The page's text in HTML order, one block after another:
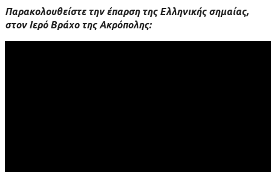
Παρακολουθείστε την έπαρση της Ελληνικής σημαίας,
στον Ιερό Βράχο της Ακρόπολης: